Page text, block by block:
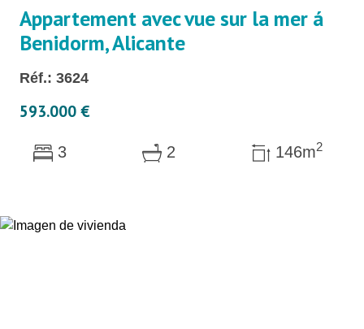
Appartement avec vue sur la mer á
Benidorm, Alicante
Réf.: 3624
593.000 €
3 2 146m2